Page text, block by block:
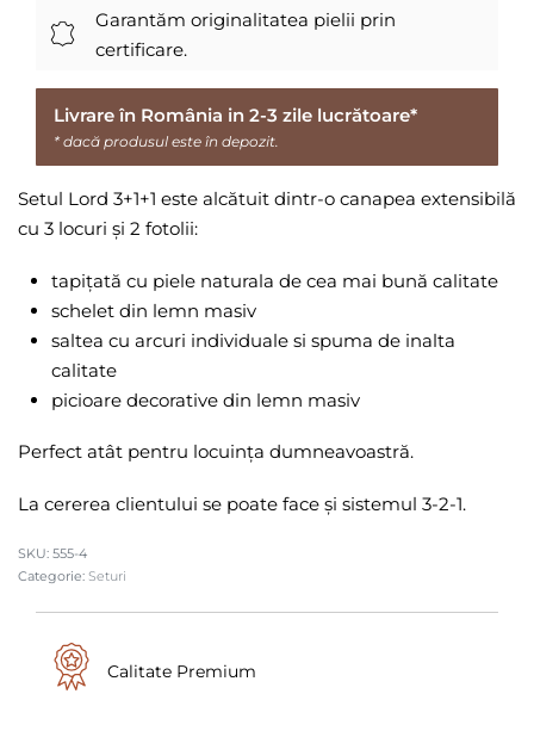
Garantăm originalitatea pielii prin
certificare.
Livrare în România in 2-3 zile lucrătoare*
* dacă produsul este în depozit.
Setul Lord 3+1+1 este alcătuit dintr-o canapea extensibilă
cu 3 locuri și 2 fotolii:
tapițată cu piele naturala de cea mai bună calitate
schelet din lemn masiv
saltea cu arcuri individuale si spuma de inalta
calitate
picioare decorative din lemn masiv
Perfect atât pentru locuința dumneavoastră.
La cererea clientului se poate face și sistemul 3-2-1.
555-4
Categorie: Seturi
Calitate Premium